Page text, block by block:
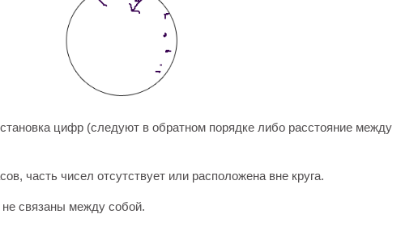
цифр (следуют в обратном порядке либо расстояние между
часть чисел отсутствует или расположена вне круга.
связаны между собой.